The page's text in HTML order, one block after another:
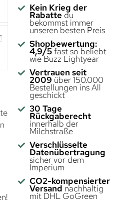
Kein Krieg der
Rabatte du
bekommst immer
unseren besten Preis
Shopbewertung:
4,9/5fast so beliebt
wie Buzz Lightyear
Vertrauen seit
2009 über 150.000
Bestellungen ins All
geschickt
30 Tage
Rückgaberecht
innerhalb der
Milchstraße
Verschlüsselte
Datenübertragung
sicher vor dem
Imperium
CO2-kompensierter
Versand nachhaltig
mit DHL GoGreen